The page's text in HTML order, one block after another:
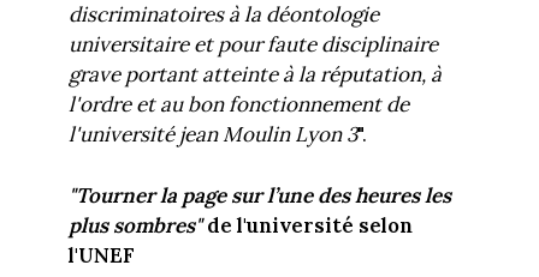
discriminatoires à la déontologie
universitaire et pour faute disciplinaire
grave portant atteinte à la réputation, à
l'ordre et au bon fonctionnement de
l'université jean Moulin Lyon 3".
"Tourner la page sur l’une des heures les
plus sombres"de l'université selon
l'UNEF